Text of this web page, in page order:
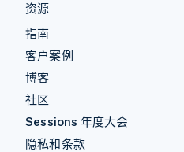
资源
指南
客户案例
博客
社区
Sessions 年度大会
隐私和条款